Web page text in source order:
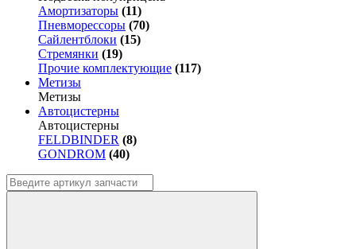
Амортизаторы (11)
Пневморессоры (70)
Сайлентблоки (15)
Стремянки (19)
Прочие комплектующие (117)
Метизы
Метизы
Автоцистерны
Автоцистерны
FELDBINDER (8)
GONDROM (40)